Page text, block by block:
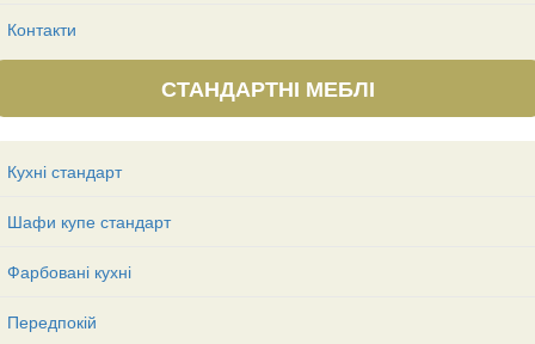
Контакти
СТАНДАРТНІ МЕБЛІ
Кухні стандарт
Шафи купе стандарт
Фарбовані кухні
Передпокій